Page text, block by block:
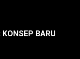
BARU